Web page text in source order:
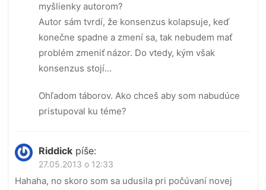
myšlienky autorom?
Autor sám tvrdí, že konsenzus kolapsuje, keď
konečne spadne a zmení sa, tak nebudem mať
problém zmeniť názor. Do vtedy, kým však
konsenzus stojí…
Ohľadom táborov. Ako chceš aby som nabudúce
pristupoval ku téme?
Riddick píše:
27.05.2013 o 12:33
Hahaha, no skoro som sa udusila pri počúvaní novej